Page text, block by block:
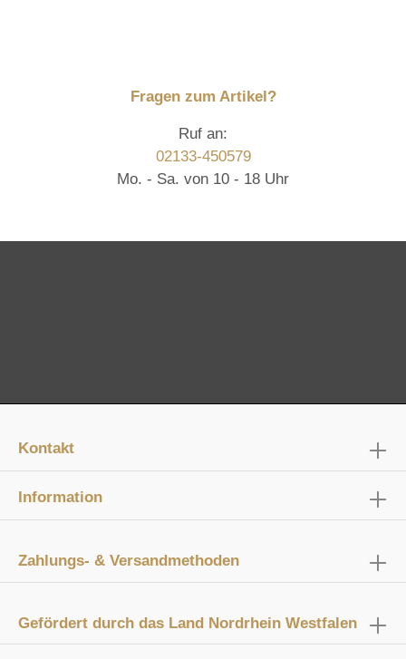
Fragen zum Artikel?
Ruf an:
02133-450579
Mo. - Sa. von 10 - 18 Uhr
Kontakt
Information
Zahlungs- & Versandmethoden
Gefördert durch das Land Nordrhein Westfalen